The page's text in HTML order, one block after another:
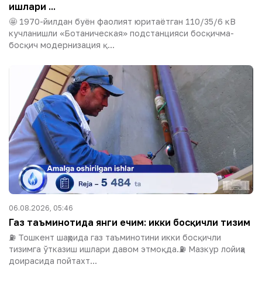
ишлари ...
🤩 1970-йилдан буён фаолият юритаётган 110/35/6 кВ
кучланишли «Ботаническая» подстанцияси босқичма-
босқич модернизация қ...
06.08.2026, 05:46
Газ таъминотида янги ечим: икки босқичли тизим
⛽️ Тошкент шаҳрида газ таъминотини икки босқичли
тизимга ўтказиш ишлари давом этмоқда.⛽️ Мазкур лойиҳа
доирасида пойтахт...